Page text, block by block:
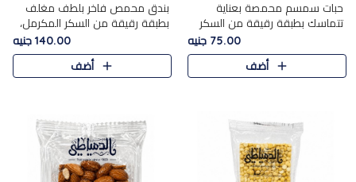
حبات سمسم محمصة بعناية
تتماسك بطبقة رقيقة من السكر
المكرمل، لتقدم طعم السمسم
المميز وقرمشتة التي ارتبطت ببهجة
المولد عبر الأجيال.
75.00 جنيه
أضف
بندق محمص فاخر بلطف مغلف
بطبقة رقيقة من السكر المكرمل،
يجمع بين النكهة الغنية ناتي
والقرمشة الراقية المرضية في
حلوى شرقية أنيقه بطابع مميز.
140.00 جنيه
أضف